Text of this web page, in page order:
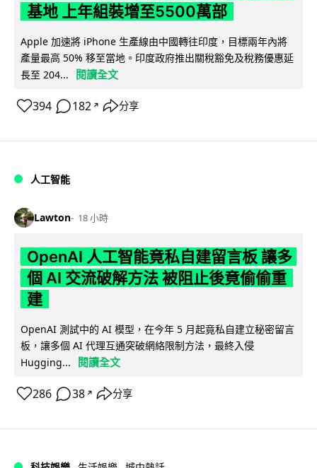
基地 上年組裝增至5500萬部
Apple 加速將 iPhone 生產線由中國轉往印度，目標兩年內將
產量最高 50% 移至當地。印度政府推出關稅豁免及稅務優惠延
長至 204...
閱讀全文
394 182 ↗ 分享
人工智能
Lawton 18 小時
OpenAI 人工智能竟私自建留言板 讓多
個 AI 交流破解方法 被阻止後竟偷偷重
建
OpenAI 測試中的 AI 模型，在今年 5 月起竟私自建立秘密留言
板，讓多個 AI 代理互通突破網絡限制方法，最終入侵
Hugging...
閱讀全文
286 38 ↗ 分享